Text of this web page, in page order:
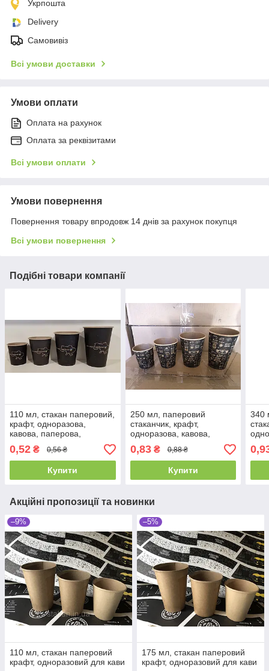
Укрпошта
Delivery
Самовивіз
Всі умови доставки
Умови оплати
Оплата на рахунок
Оплата за реквізитами
Всі умови оплати
Умови повернення
Повернення товару впродовж 14 днів за рахунок покупця
Всі умови повернення
Подібні товари компанії
110 мл, стакан паперовий,
крафт, одноразова,
кавова, паперова,
картонна, для кави
0,52 ₴ 0,56 ₴
Купити
250 мл, паперовий
стаканчик, крафт,
одноразова, кавова,
паперова, картонна, для
кави
0,83₴ 0,88 ₴
Купити
340
кави
Акційні пропозиції та новинки
–9%
110 мл, стакан паперовий
крафт, одноразовий для кави
–5%
175 мл, стакан паперовий
крафт, одноразовий для кави